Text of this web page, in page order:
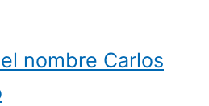
nombre Carlos